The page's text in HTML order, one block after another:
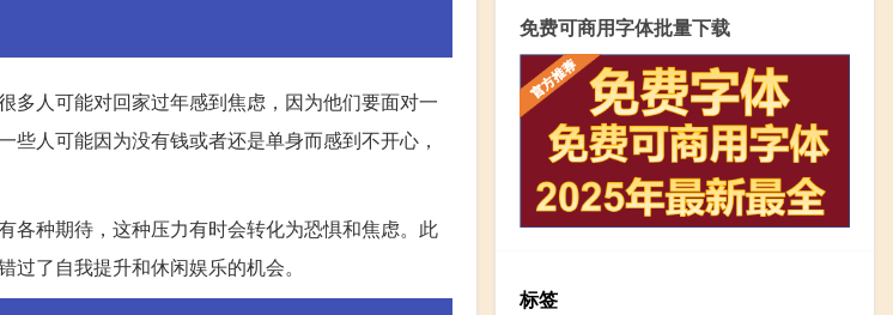
多人可能对回家过年感到焦虑，因为他们要面对一
人可能因为没有钱或者还是单身而感到不开心，
各种期待，这种压力有时会转化为恐惧和焦虑。此
了自我提升和休闲娱乐的机会。
免费可商用字体批量下载
标签